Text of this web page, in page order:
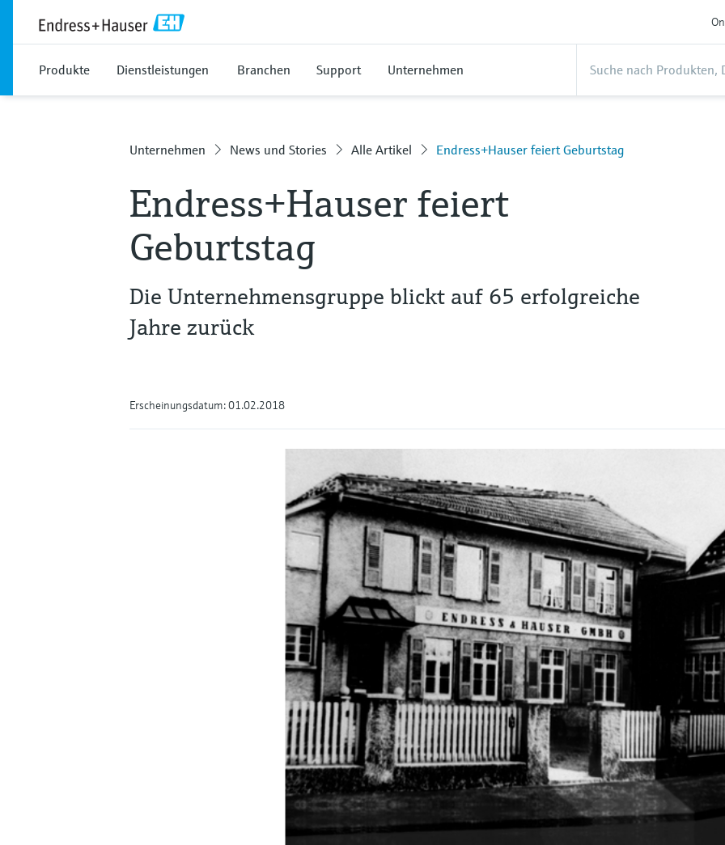
Produkte Dienstleistungen Branchen Support Unternehmen
Unternehmen News und Stories Alle Artikel Endress+Hauser feiert Geburtstag
Endress+Hauser feiert
Geburtstag
Die Unternehmensgruppe blickt auf 65 erfolgreiche
Jahre zurück
Erscheinungsdatum: 01.02.2018